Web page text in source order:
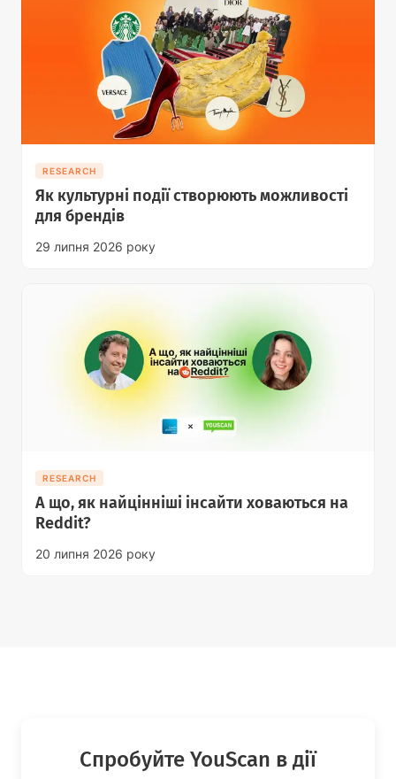
RESEARCH
Як культурні події створюють можливості
для брендів
29 липня 2026 року
RESEARCH
А що, як найцінніші інсайти ховаються на
Reddit?
20 липня 2026 року
Спробуйте YouScan в дії